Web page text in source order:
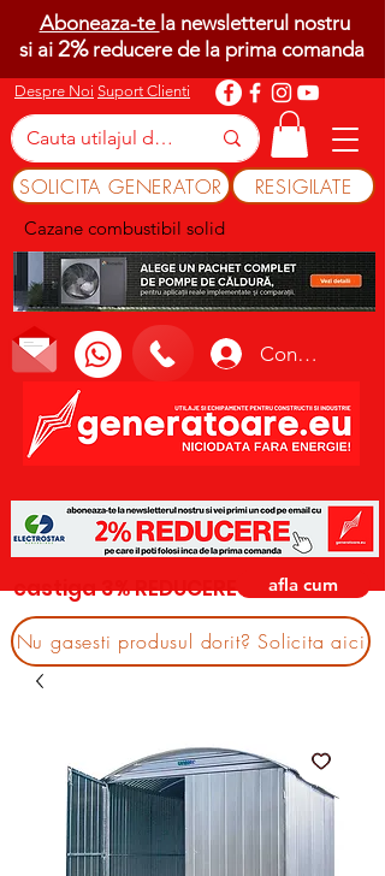
Despre Noi Suport Clienti
SOLICITA GENERATOR RESIGILATE
Cazane combustibil solid
Conectează-te
Aboneaza-te la newsletterul nostru
si ai 2%reducere de la prima comanda
castiga 3% REDUCERE afla cum
Nu gasesti produsul dorit? Solicita aici